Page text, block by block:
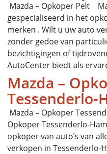
Mazda – Opkoper Pelt
gespecialiseerd in het
merken . Wilt u uw auto
zonder gedoe van
bezichtigingen of
AutoCenter biedt als
Mazda –
Tessenderlo-
Mazda – Opkoper
Opkoper Tessenderlo-
opkoper van auto’s van
verkopen in Tessenderlo-